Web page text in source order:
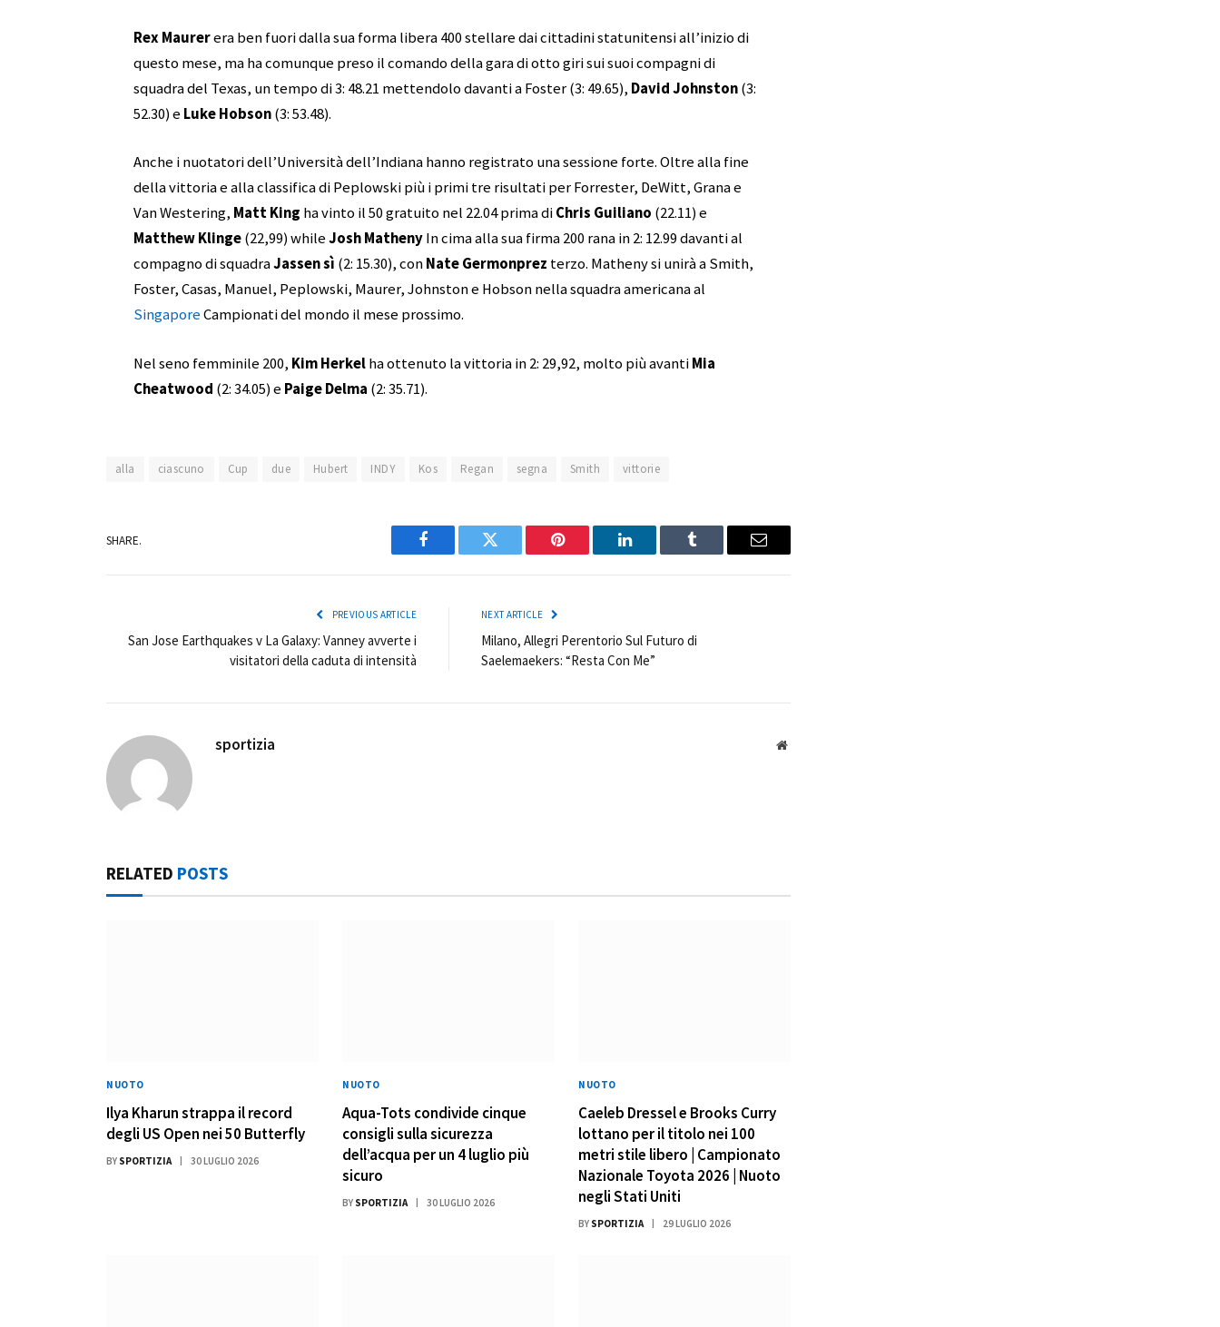
Rex Maurerera ben fuori dalla sua forma libera 400 stellare dai cittadini statunitensi all’inizio di
questo mese, ma ha comunque preso il comando della gara di otto giri sui suoi compagni di
squadra del Texas, un tempo di 3: 48.21 mettendolo davanti a Foster (3: 49.65), David Johnston(3:
52.30) e Luke Hobson(3: 53.48).
Anche i nuotatori dell’Università dell’Indiana hanno registrato una sessione forte. Oltre alla fine
della vittoria e alla classifica di Peplowski più i primi tre risultati per Forrester, DeWitt, Grana e
Van Westering, Matt King ha vinto il 50 gratuito nel 22.04 prima diChris Guiliano (22.11) e
Matthew Klinge(22,99) whileJosh MathenyIn cima alla sua firma 200 rana in 2: 12.99 davanti al
compagno di squadraJassen sì (2: 15.30), conNate Germonprez terzo. Matheny si unirà a Smith,
Foster, Casas, Manuel, Peplowski, Maurer, Johnston e Hobson nella squadra americana al
SingaporeCampionati del mondo il mese prossimo.
Nel seno femminile 200, Kim Herkelha ottenuto la vittoria in 2: 29,92, molto più avantiMia
Cheatwood (2: 34.05) e Paige Delma (2: 35.71).
alla ciascuno Cup due Hubert INDY Kos Regan segna Smith vittorie
SHARE.
Facebook Twitter Pinterest LinkedIn Tumblr Email
PREVIOUS ARTICLE
San Jose Earthquakes v La Galaxy: Vanney avverte i
visitatori della caduta di intensità
NEXT ARTICLE
Milano, Allegri Perentorio Sul Futuro di
Saelemaekers: “Resta Con Me”
sportizia Website
RELATED POSTS
NUOTO
Ilya Kharun strappa il record
degli US Open nei 50 Butterfly
BY SPORTIZIA 30 LUGLIO 2026
NUOTO
Aqua-Tots condivide cinque
consigli sulla sicurezza
dell’acqua per un 4 luglio più
sicuro
BY SPORTIZIA 30 LUGLIO 2026
NUOTO
Caeleb Dressel e Brooks Curry
lottano per il titolo nei 100
metri stile libero | Campionato
Nazionale Toyota 2026 | Nuoto
negli Stati Uniti
BY SPORTIZIA 29 LUGLIO 2026